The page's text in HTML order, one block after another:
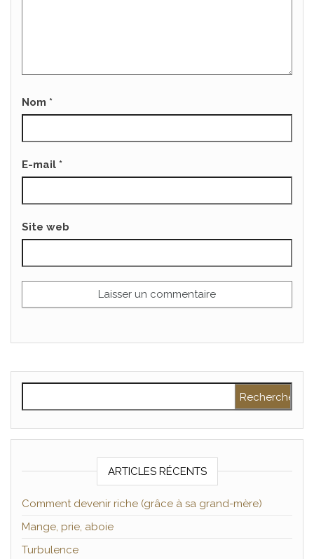
Nom *
E-mail *
Site web
ARTICLES RÉCENTS
Comment devenir riche (grâce à sa grand-mère)
Mange, prie, aboie
Turbulence